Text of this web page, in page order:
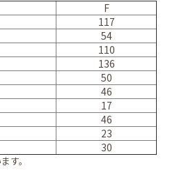
F
117
54
110
136
50
46
17
46
23
30
す。